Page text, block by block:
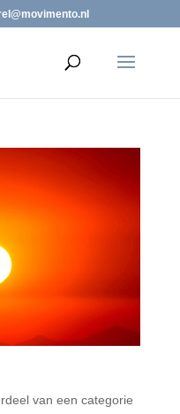
van een categorie